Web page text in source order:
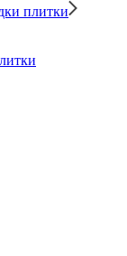
плитки